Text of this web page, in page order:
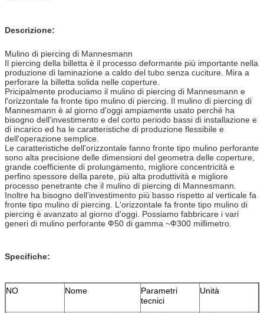
Descrizione:
Mulino di piercing di Mannesmann
Il piercing della billetta è il processo deformante più importante nella
produzione di laminazione a caldo del tubo senza cuciture. Mira a
perforare la billetta solida nelle coperture.
Pricipalmente produciamo il mulino di piercing di Mannesmann e
l'orizzontale fa fronte tipo mulino di piercing. Il mulino di piercing di
Mannesmann è al giorno d'oggi ampiamente usato perché ha
bisogno dell'investimento e del corto periodo bassi di installazione e
di incarico ed ha le caratteristiche di produzione flessibile e
dell'operazione semplice.
Le caratteristiche dell'orizzontale fanno fronte tipo mulino perforante
sono alta precisione delle dimensioni del geometra delle coperture,
grande coefficiente di prolungamento, migliore concentricità e
perfino spessore della parete, più alta produttività e migliore
processo penetrante che il mulino di piercing di Mannesmann.
Inoltre ha bisogno dell'investimento più basso rispetto al verticale fa
fronte tipo mulino di piercing. L'orizzontale fa fronte tipo mulino di
piercing è avanzato al giorno d'oggi. Possiamo fabbricare i vari
generi di mulino perforante Ф50 di gamma ~Ф300 millimetro.
Specifiche:
NO Nome
Parametri
tecnici
Unità